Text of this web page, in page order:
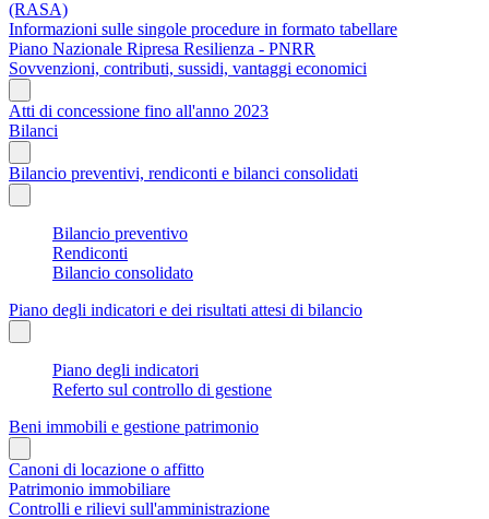
(RASA)
Informazioni sulle singole procedure in formato tabellare
Piano Nazionale Ripresa Resilienza - PNRR
Sovvenzioni, contributi, sussidi, vantaggi economici
Atti di concessione fino all'anno 2023
Bilanci
Bilancio preventivi, rendiconti e bilanci consolidati
Bilancio preventivo
Rendiconti
Bilancio consolidato
Piano degli indicatori e dei risultati attesi di bilancio
Piano degli indicatori
Referto sul controllo di gestione
Beni immobili e gestione patrimonio
Canoni di locazione o affitto
Patrimonio immobiliare
Controlli e rilievi sull'amministrazione